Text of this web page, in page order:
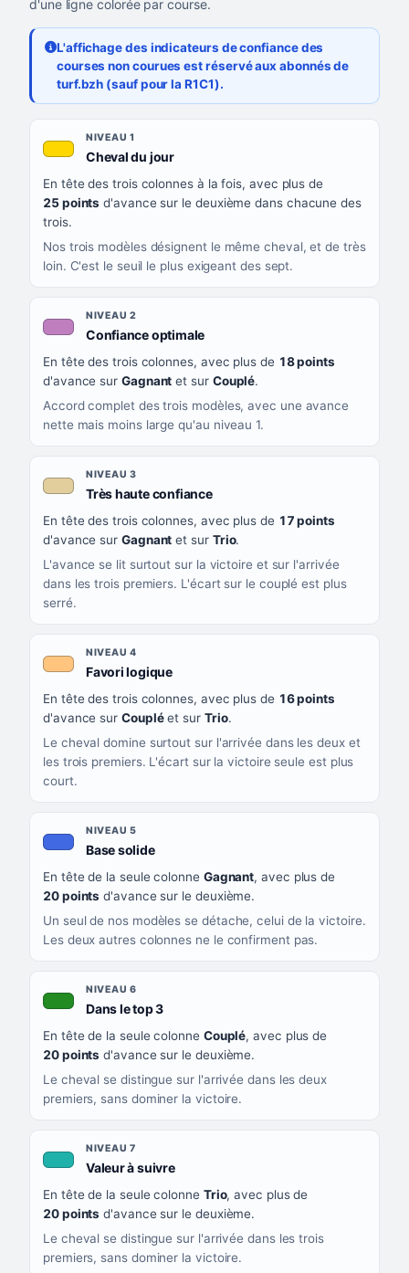
d'une ligne colorée par course.
L'affichage des indicateurs de confiance des
courses non courues est réservé aux abonnés de
turf.bzh (sauf pour la R1C1).
QUAND LA LIGNE PREND CETTE COULEUR
CE QUE CELA VOUS DIT
NIVEAU 1
Cheval du jour, couleur jaune or
En tête des trois colonnes à la fois, avec plus de
25 points d'avance sur le deuxième dans chacune des
trois.
Nos trois modèles désignent le même cheval, et de très
loin. C'est le seuil le plus exigeant des sept.
NIVEAU 2
Confiance optimale, couleur mauve
En tête des trois colonnes, avec plus de 18 points
d'avance sur Gagnant et sur Couplé.
Accord complet des trois modèles, avec une avance
nette mais moins large qu'au niveau 1.
NIVEAU 3
Très haute confiance, couleur beige
En tête des trois colonnes, avec plus de 17 points
d'avance sur Gagnant et sur Trio.
L'avance se lit surtout sur la victoire et sur l'arrivée
dans les trois premiers. L'écart sur le couplé est plus
serré.
NIVEAU 4
Favori logique, couleur orange clair
En tête des trois colonnes, avec plus de 16 points
d'avance sur Coupléet sur Trio.
Le cheval domine surtout sur l'arrivée dans les deux et
les trois premiers. L'écart sur la victoire seule est plus
court.
NIVEAU 5
Base solide, couleur bleu roi
En tête de la seule colonne Gagnant, avec plus de
20 points d'avance sur le deuxième.
Un seul de nos modèles se détache, celui de la victoire.
Les deux autres colonnes ne le confirment pas.
NIVEAU 6
Dans le top 3, couleur verte
En tête de la seule colonne Couplé, avec plus de
20 points d'avance sur le deuxième.
Le cheval se distingue sur l'arrivée dans les deux
premiers, sans dominer la victoire.
NIVEAU 7
Valeur à suivre, couleur turquoise
En tête de la seule colonne Trio, avec plus de
20 points d'avance sur le deuxième.
Le cheval se distingue sur l'arrivée dans les trois
premiers, sans dominer la victoire.